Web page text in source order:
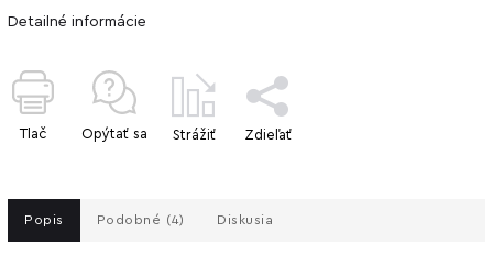
Detailné informácie
Tlač Opýtať sa Strážiť Zdieľať
Popis Podobné (4) Diskusia